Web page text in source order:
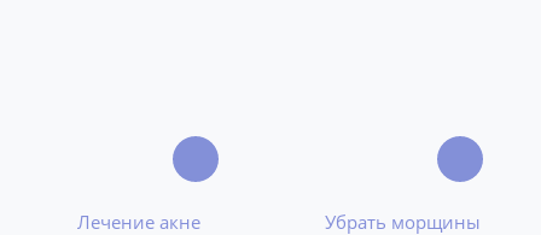
Лечение акне Убрать морщины